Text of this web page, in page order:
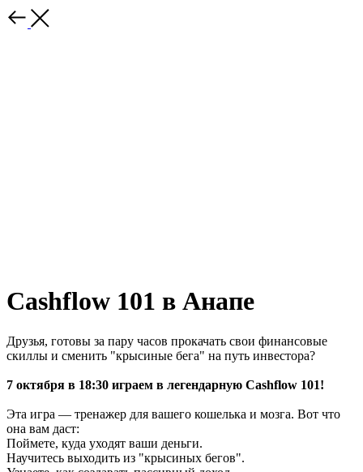
Cashflow 101 в Анапе
Друзья, готовы за пару часов прокачать свои финансовые
скиллы и сменить "крысиные бега" на путь инвестора?
7 октября в 18:30 играем в легендарную Cashflow 101!
Эта игра — тренажер для вашего кошелька и мозга. Вот что
она вам даст:
Поймете, куда уходят ваши деньги.
Научитесь выходить из "крысиных бегов".